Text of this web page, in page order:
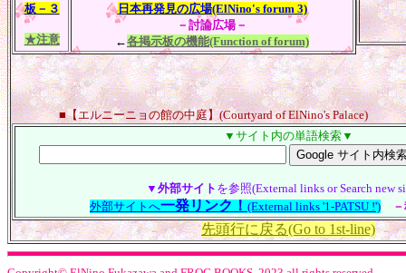
板－３
★注意
日本再発見の広場(ElNino's forum 3)
－討論広場－
←各掲示板の機能(Function of forum)
■【エルニーニョの館の中庭】(Courtyard of ElNino's Palace)
▼サイト内の単語検索▼
▼ 外部サイト を参照(External links or Search new
外部サイトへ一発リンク！ (External links '1-PATSU !')
先頭行に戻る(Go to 1st-line)